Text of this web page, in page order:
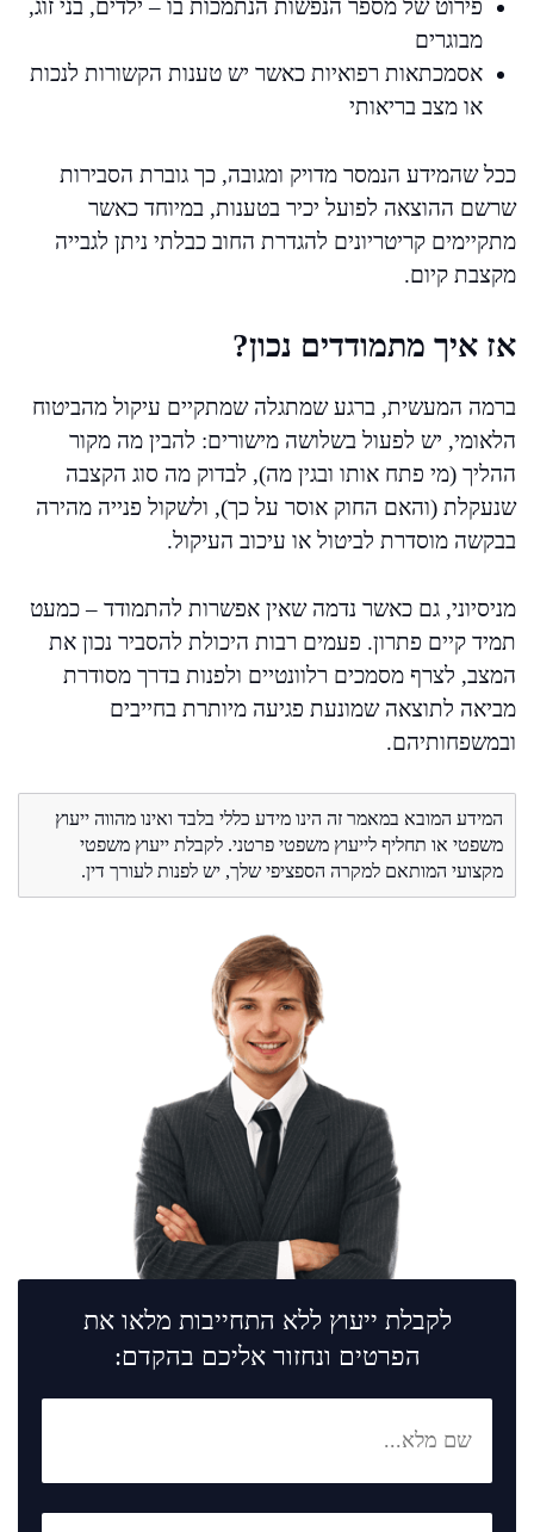
פירוט של מספר הנפשות הנתמכות בו – ילדים, בני זוג,
מבוגרים
אסמכתאות רפואיות כאשר יש טענות הקשורות לנכות
או מצב בריאותי
ככל שהמידע הנמסר מדויק ומגובה, כך גוברת הסבירות
שרשם ההוצאה לפועל יכיר בטענות, במיוחד כאשר
מתקיימים קריטריונים להגדרת החוב כבלתי ניתן לגבייה
מקצבת קיום.
אז איך מתמודדים נכון?
ברמה המעשית, ברגע שמתגלה שמתקיים עיקול מהביטוח
הלאומי, יש לפעול בשלושה מישורים: להבין מה מקור
ההליך (מי פתח אותו ובגין מה), לבדוק מה סוג הקצבה
שנעקלת (והאם החוק אוסר על כך), ולשקול פנייה מהירה
בבקשה מוסדרת לביטול או עיכוב העיקול.
מניסיוני, גם כאשר נדמה שאין אפשרות להתמודד – כמעט
תמיד קיים פתרון. פעמים רבות היכולת להסביר נכון את
המצב, לצרף מסמכים רלוונטיים ולפנות בדרך מסודרת
מביאה לתוצאה שמונעת פגיעה מיותרת בחייבים
ובמשפחותיהם.
המידע המובא במאמר זה הינו מידע כללי בלבד ואינו מהווה ייעוץ
משפטי או תחליף לייעוץ משפטי פרטני. לקבלת ייעוץ משפטי
מקצועי המותאם למקרה הספציפי שלך, יש לפנות לעורך דין.
לקבלת ייעוץ ללא התחייבות מלאו את
הפרטים ונחזור אליכם בהקדם: